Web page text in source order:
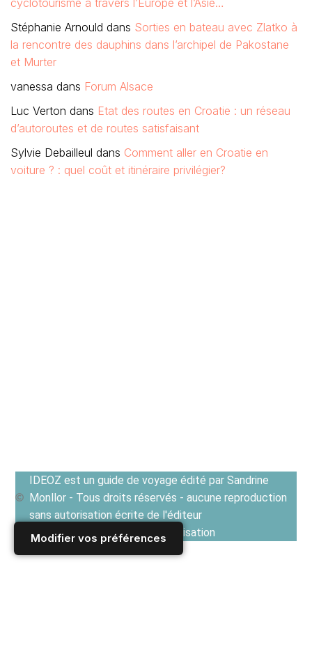
Modifier vos préférences
cyclotourisme à travers l’Europe et l’Asie…
Stéphanie Arnould dans Sorties en bateau avec Zlatko à
la rencontre des dauphins dans l’archipel de Pakostane
et Murter
vanessa dans Forum Alsace
Luc Verton dans Etat des routes en Croatie : un réseau
d’autoroutes et de routes satisfaisant
Sylvie Debailleul dans Comment aller en Croatie en
voiture ? : quel coût et itinéraire privilégier?
IDEOZ est un guide de voyage édité par Sandrine
Monllor - Tous droits réservés - aucune reproduction
sans autorisation écrite de l'éditeur
Voir les Conditions générales d'utilisation